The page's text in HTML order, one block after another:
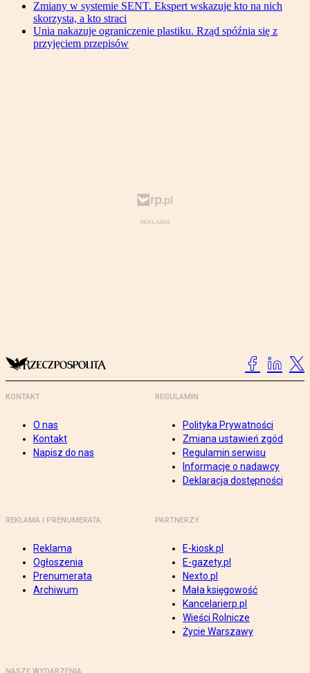
Zmiany w systemie SENT. Ekspert wskazuje kto na nich
skorzysta, a kto straci
Unia nakazuje ograniczenie plastiku. Rząd spóźnia się z
przyjęciem przepisów
KONTAKT
O nas
Kontakt
Napisz do nas
REGULAMIN
Polityka Prywatności
Zmiana ustawień zgód
Regulamin serwisu
Informacje o nadawcy
Deklaracja dostępności
REKLAMA I PRENUMERATA
Reklama
Ogłoszenia
Prenumerata
Archiwum
PARTNERZY
E-kiosk.pl
E-gazety.pl
Nexto.pl
Mała księgowość
Kancelarierp.pl
Wieści Rolnicze
Życie Warszawy